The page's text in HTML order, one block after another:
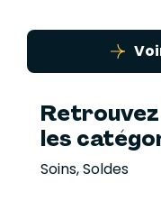
les
Soins,Soldes